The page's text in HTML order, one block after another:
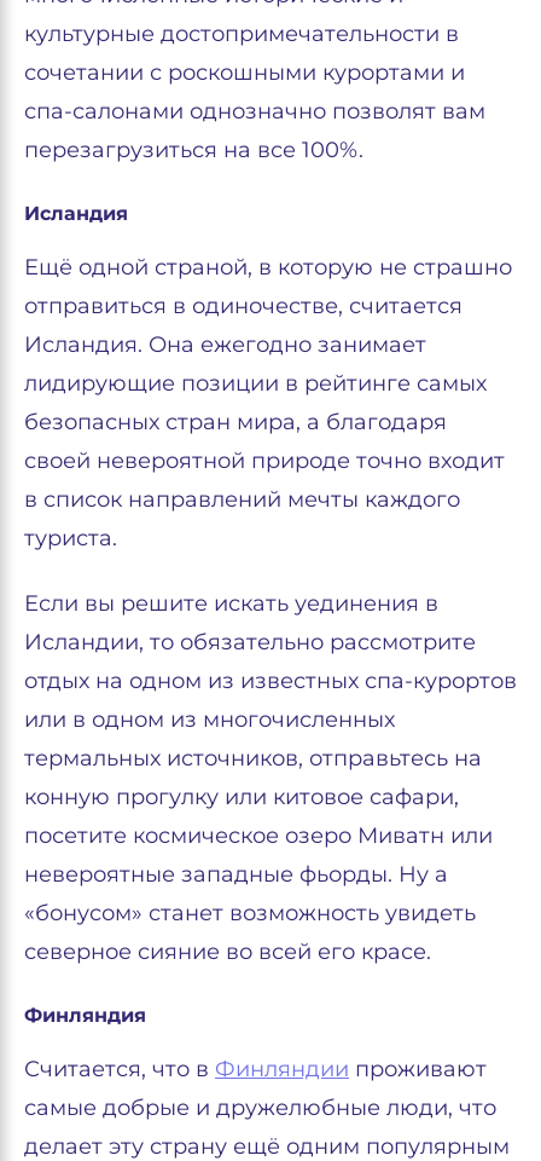
культурные достопримечательности в
сочетании с роскошными курортами и
спа-салонами однозначно позволят вам
перезагрузиться на все 100%.
Исландия
Ещё одной страной, в которую не страшно
отправиться в одиночестве, считается
Исландия. Она ежегодно занимает
лидирующие позиции в рейтинге самых
безопасных стран мира, а благодаря
своей невероятной природе точно входит
в список направлений мечты каждого
туриста.
Если вы решите искать уединения в
Исландии, то обязательно рассмотрите
отдых на одном из известных спа-курортов
или в одном из многочисленных
термальных источников, отправьтесь на
конную прогулку или китовое сафари,
посетите космическое озеро Миватн или
невероятные западные фьорды. Ну а
«бонусом» станет возможность увидеть
северное сияние во всей его красе.
Финляндия
Считается, что в Финляндии проживают
самые добрые и дружелюбные люди, что
делает эту страну ещё одним популярным